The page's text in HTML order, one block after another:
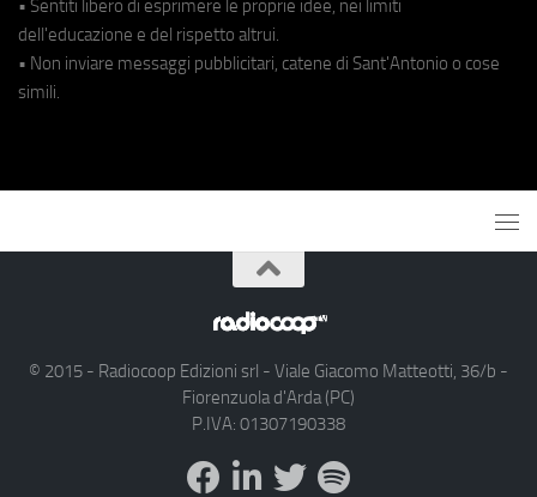
• Sentiti libero di esprimere le proprie idee, nei limiti
dell'educazione e del rispetto altrui.
• Non inviare messaggi pubblicitari, catene di Sant'Antonio o cose
simili.
© 2015 - Radiocoop Edizioni srl - Viale Giacomo Matteotti, 36/b -
Fiorenzuola d'Arda (PC)
P.IVA: 01307190338